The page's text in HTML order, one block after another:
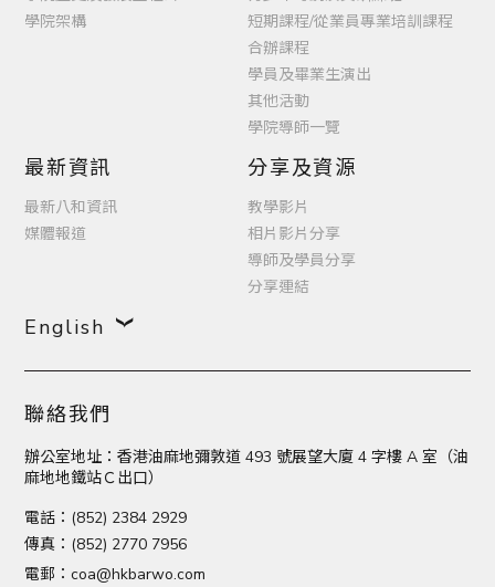
學院架構
短期課程/從業員專業培訓課程
合辦課程
學員及畢業生演出
其他活動
學院導師一覽
最新資訊
最新八和資訊
媒體報道
分享及資源
教學影片
相片影片分享
導師及學員分享
分享連結
English
聯絡我們
辦公室地址：香港油麻地彌敦道 493 號展望大廈 4 字樓 A 室（油
麻地地鐵站Ｃ出口）
電話：(852) 2384 2929
傳真：(852) 2770 7956
電郵： coa@hkbarwo.com